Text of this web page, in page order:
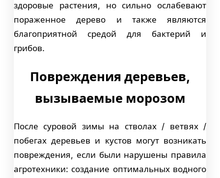
здоровые растения, но сильно ослабевают
пораженное дерево и также являются
благоприятной средой для бактерий и
грибов.
Повреждения деревьев,
вызываемые морозом
После суровой зимы на стволах / ветвях /
побегах деревьев и кустов могут возникать
повреждения, если были нарушены правила
агротехники: создание оптимальных водного